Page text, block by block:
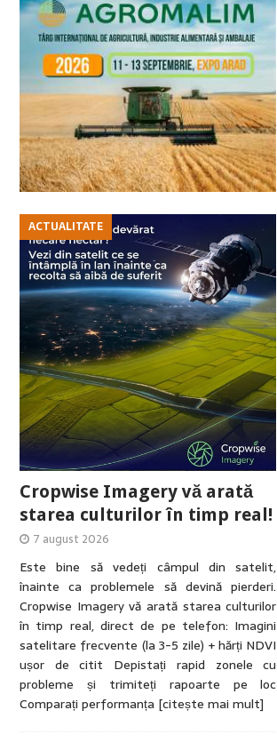
ACTUALITATE
Cropwise Imagery vă arată
starea culturilor în timp real!
7 august 2026
Este bine să vedeți câmpul din satelit,
înainte ca problemele să devină pierderi.
Cropwise Imagery vă arată starea culturilor
în timp real, direct de pe telefon: Imagini
satelitare frecvente (la 3-5 zile) + hărți NDVI
ușor de citit Depistați rapid zonele cu
probleme și trimiteți rapoarte pe loc
Comparați performanța [citește mai mult]